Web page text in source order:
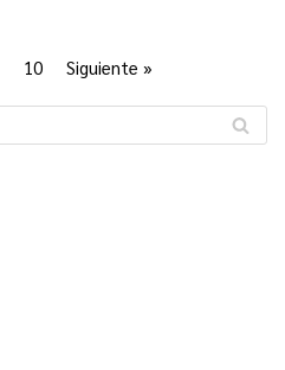
10 Siguiente »